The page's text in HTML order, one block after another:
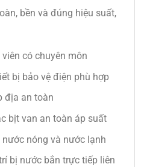
bền và đúng hiệu suất,
có chuyên môn
bị bảo vệ điện phù hợp
địa an toàn
bịt van an toàn áp suất
nóng và nước lạnh
bị nước bắn trực tiếp liên